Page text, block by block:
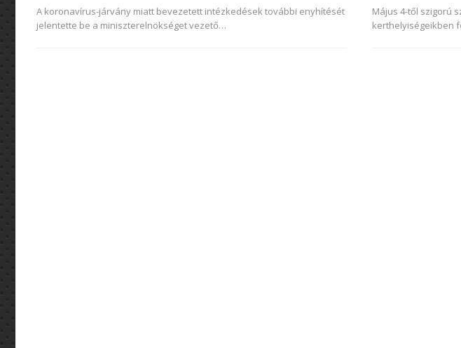
A koronavírus-járvány miatt bevezetett intézkedések további enyhítését
jelentette be a miniszterelnökséget vezető…
Május 4-től szigorú
kerthelyiségeikben